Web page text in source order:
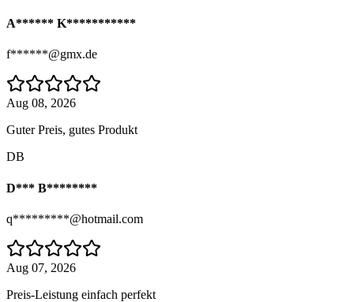
A****** K***********
f******@gmx.de
Aug 08, 2026
Guter Preis, gutes Produkt
DB
D*** B********
q*********@hotmail.com
Aug 07, 2026
Preis-Leistung einfach perfekt